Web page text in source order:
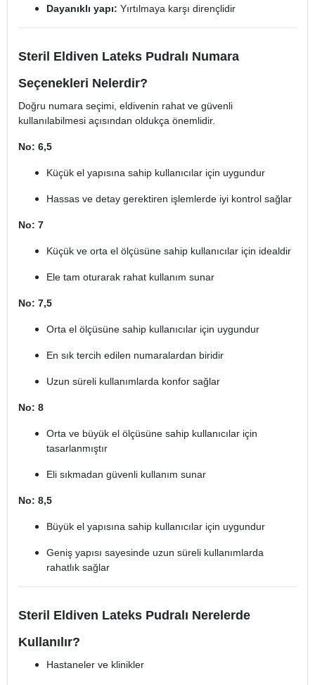
Dayanıklı yapı: Yırtılmaya karşı dirençlidir
Steril Eldiven Lateks Pudralı Numara
Seçenekleri Nelerdir?
Doğru numara seçimi, eldivenin rahat ve güvenli
kullanılabilmesi açısından oldukça önemlidir.
No: 6,5
Küçük el yapısına sahip kullanıcılar için uygundur
Hassas ve detay gerektiren işlemlerde iyi kontrol sağlar
No: 7
Küçük ve orta el ölçüsüne sahip kullanıcılar için idealdir
Ele tam oturarak rahat kullanım sunar
No: 7,5
Orta el ölçüsüne sahip kullanıcılar için uygundur
En sık tercih edilen numaralardan biridir
Uzun süreli kullanımlarda konfor sağlar
No: 8
Orta ve büyük el ölçüsüne sahip kullanıcılar için
tasarlanmıştır
Eli sıkmadan güvenli kullanım sunar
No: 8,5
Büyük el yapısına sahip kullanıcılar için uygundur
Geniş yapısı sayesinde uzun süreli kullanımlarda
rahatlık sağlar
Steril Eldiven Lateks Pudralı Nerelerde
Kullanılır?
Hastaneler ve klinikler